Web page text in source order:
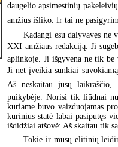
daugelio apsimestinių
amžius išliko. Ir tai ne
Kadangi esu dalyvavęs
XXI amžiaus redakciją. Ji
aplinkoje. Ji išgyvena ne tik be
Ji net įveikia sunkiai
Aš neskaitau jūsų laikraščio,
puikybėje. Norisi tik liūdnai
kuriame buvo vaizduojamas
kūrinius statė labai pasipūtęs
išdidžiai atšovė: Aš skaitau tik
Tokie ir mūsų elitinių